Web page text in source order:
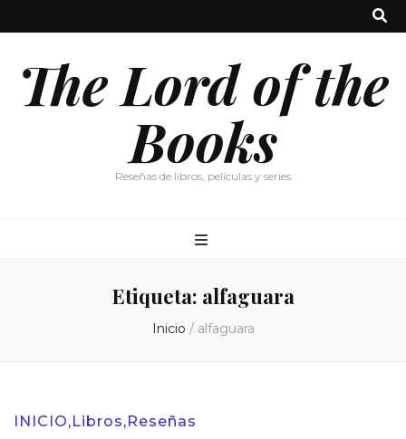
The Lord of the
Books
Reseñas de libros, películas y series
Etiqueta: alfaguara
Inicio / alfaguara
INICIO,Libros,Reseñas